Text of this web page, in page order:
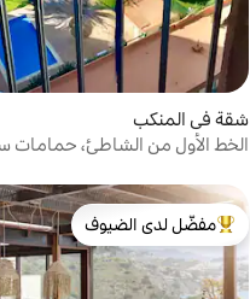
شقة في المنكب
الخط الأول من الشاطئ، حمامات
من أبرز البيوت المفضّلة لدى
مفضّل لدى الضيوف